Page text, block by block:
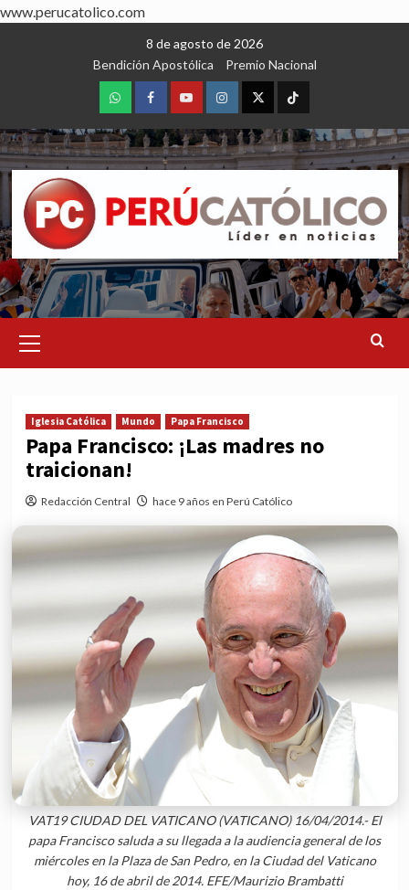
www.perucatolico.com
8 de agosto de 2026
Bendición Apostólica
Premio Nacional
WhatsAppFacebookYoutubeInstagram
X TikTok
Menu
Iglesia Católica Mundo Papa Francisco
Papa Francisco: ¡Las madres no
traicionan!
Redacción Central hace 9 años en Perú Católico
VAT19 CIUDAD DEL VATICANO (VATICANO) 16/04/2014.- El
papa Francisco saluda a su llegada a la audiencia general de los
miércoles en la Plaza de San Pedro, en la Ciudad del Vaticano
hoy, 16 de abril de 2014. EFE/Maurizio Brambatti